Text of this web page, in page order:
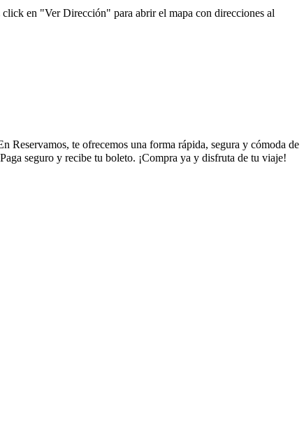
en "Ver Dirección" para abrir el mapa con direcciones al
Reservamos, te ofrecemos una forma rápida, segura y cómoda de
seguro y recibe tu boleto. ¡Compra ya y disfruta de tu viaje!